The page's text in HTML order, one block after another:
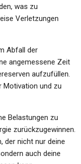
was zu
Verletzungen
Abfall der
angemessene Zeit
aufzufüllen.
Motivation und zu
Belastungen zu
zurückzugewinnen.
der nicht nur deine
auch deine